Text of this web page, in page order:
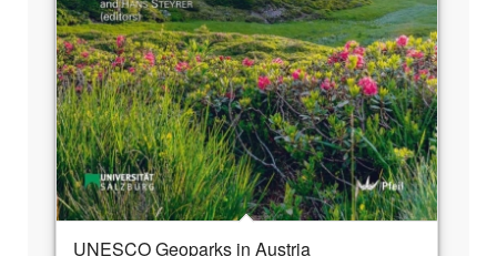
UNESCO Geoparks in Austria